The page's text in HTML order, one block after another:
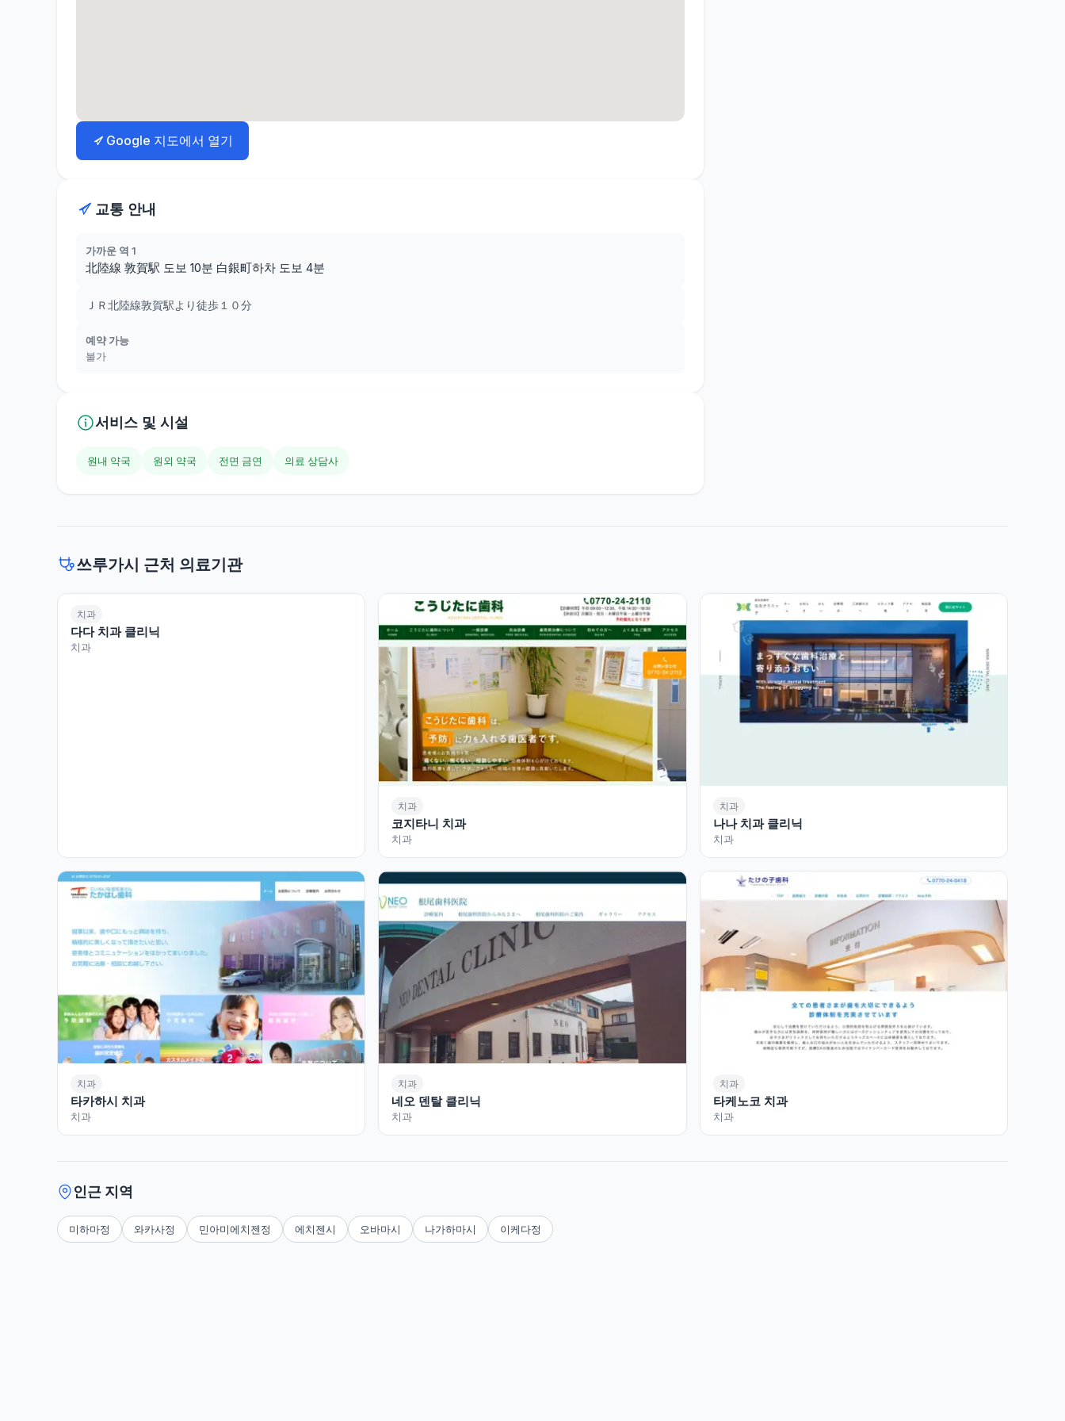
Google 지도에서 열기
교통 안내
가까운 역 1
北陸線 敦賀駅 도보 10분 白銀町하차 도보 4분
ＪＲ北陸線敦賀駅より徒歩１０分
예약 가능
불가
서비스 및 시설
원내 약국 원외 약국 전면 금연 의료 상담사
쓰루가시 근처 의료기관
치과
다다 치과 클리닉
치과
치과
코지타니 치과
치과
치과
나나 치과 클리닉
치과
치과
타카하시 치과
치과
치과
네오 덴탈 클리닉
치과
치과
타케노코 치과
치과
인근 지역
미하마정 와카사정 민아미에치젠정 에치젠시 오바마시 나가하마시 이케다정